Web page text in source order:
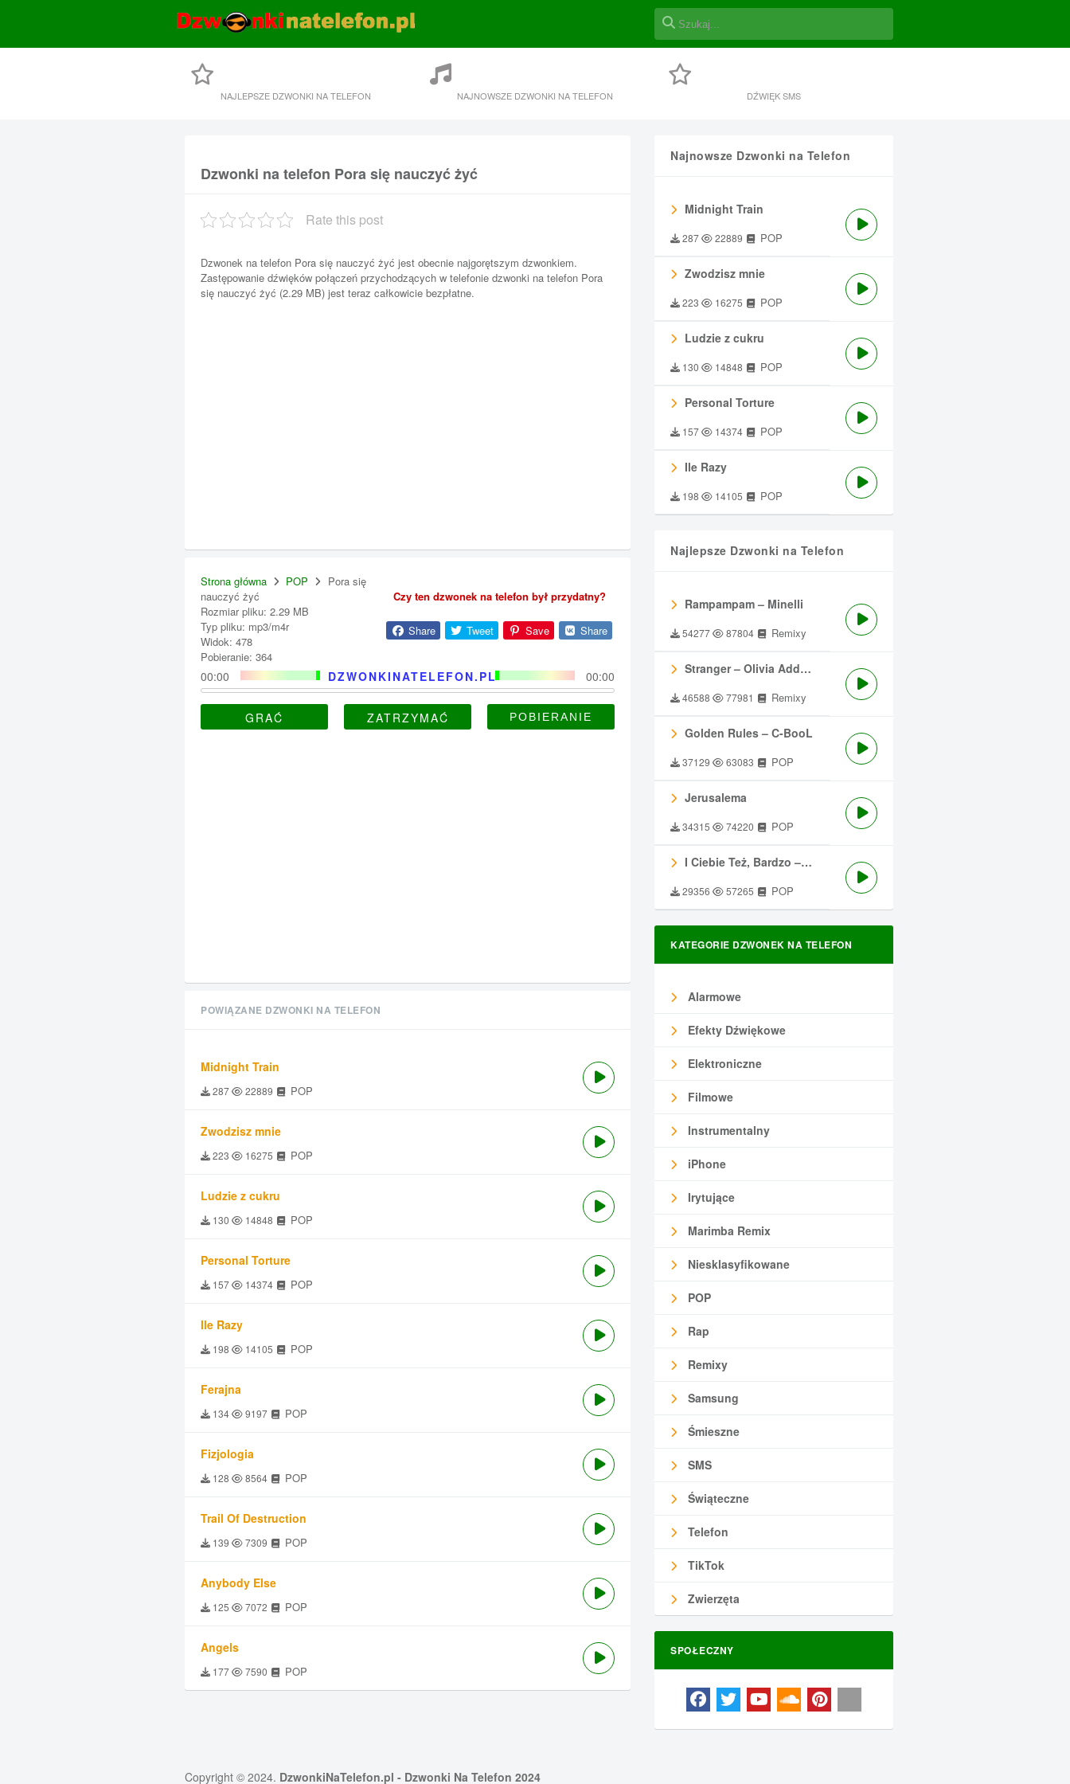
NAJLEPSZE DZWONKI NA TELEFON NAJNOWSZE DZWONKI NA TELEFON DŹWIĘK SMS
Dzwonki na telefon Pora się nauczyć żyć
Rate this post
Dzwonek na telefon Pora się nauczyć żyć jest obecnie najgorętszym dzwonkiem.
Zastępowanie dźwięków połączeń przychodzących w telefonie dzwonki na telefon Pora
się nauczyć żyć (2.29 MB) jest teraz całkowicie bezpłatne.
Strona główna POP
Pora się
nauczyć żyć
Rozmiar pliku: 2.29 MB
Typ pliku: mp3/m4r
Widok: 478
Pobieranie: 364
Czy ten dzwonek na telefon był przydatny?
Share Tweet Save Share
DZWONKINATELEFON.PL
00:00 00:00
GRAĆ ZATRZYMAĆ
Najnowsze Dzwonki na Telefon
Midnight Train
287 22889 POP
Zwodzisz mnie
223 16275 POP
Ludzie z cukru
130 14848 POP
Personal Torture
157 14374 POP
Ile Razy
198 14105 POP
Najlepsze Dzwonki na Telefon
Rampampam – Minelli
54277 87804 Remixy
Stranger – Olivia Addams
46588 77981 Remixy
Golden Rules – C-BooL
37129 63083 POP
Jerusalema
34315 74220 POP
I Ciebie Też, Bardzo – Męskie Granie
29356 57265 POP
KATEGORIE DZWONEK NA TELEFON
Alarmowe
Efekty Dźwiękowe
Elektroniczne
Filmowe
Instrumentalny
iPhone
Irytujące
Marimba Remix
Niesklasyfikowane
POP
Rap
Remixy
Samsung
Śmieszne
SMS
Świąteczne
Telefon
TikTok
Zwierzęta
SPOŁECZNY
POWIĄZANE DZWONKI NA TELEFON
Midnight Train
287 22889 POP
Zwodzisz mnie
223 16275 POP
Ludzie z cukru
130 14848 POP
Personal Torture
157 14374 POP
Ile Razy
198 14105 POP
Ferajna
134 9197 POP
Fizjologia
128 8564 POP
Trail Of Destruction
139 7309 POP
Anybody Else
125 7072 POP
Angels
177 7590 POP
Copyright © 2024. DzwonkiNaTelefon.pl - Dzwonki Na Telefon 2024